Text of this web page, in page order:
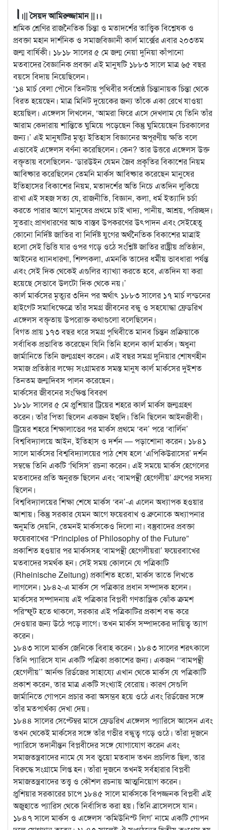
। ।|| সৈয়দ আমিরুজ্জামান ||।।
শ্রমিক শ্রেণির রাজনৈতিক চিন্তা ও মতাদর্শের তাত্ত্বিক বিশ্লেষক ও
প্রবক্তা মহান দার্শনিক ও সমাজবিজ্ঞানী কার্ল মার্ক্সের এবার ২০৩তম
জন্ম বার্ষিকী। ১৮১৮ সালের ৫ মে জন্ম নেয়া দুনিয়া কাঁপানো
মতবাদেরবৈজ্ঞানিক প্রবক্তা এই মানুষটি ১৮৮৩ সালে মাত্র ৬৫ বছর
বয়সে বিদায় নিয়েছিলেন।
‘১৪ মার্চ বেলা পৌনে তিনটায় পৃথিবীর সর্বশ্রেষ্ঠ চিন্তানায়ক চিন্তা থেকে
বিরত হয়েছেন। মাত্র মিনিট দুয়েকের জন্য তাঁকে একা রেখে যাওয়া
হয়েছিল। এঙ্গেলস লিখলেন, ‘আমরা ফিরে এসে দেখলাম যে তিনি তাঁর
আরাম কেদারায় শান্তিতে ঘুমিয়ে পড়েছেন কিন্তু ঘুমিয়েছেন চিরকালের
জন্য।’ এই মানুষটির মৃত্যু ইতিহাস বিজ্ঞানের অপূরণীয় ক্ষতি বলে
এভাবেই এঙ্গেলস বর্ণনা করেছিলেন। কেন? তার উত্তরে এঙ্গেলস উক্ত
বক্তৃতায় বলেছিলেন- ‘ডারউইন যেমন জৈব প্রকৃতির বিকাশের নিয়ম
আবিষ্কার করেছিলেন তেমনি মার্কস আবিষ্কার করেছেন মানুষের
ইতিহাসের বিকাশের নিয়ম, মতাদর্শের অতি নিচে এতদিন লুকিয়ে
রাখা এই সহজ সত্য যে, রাজনীতি, বিজ্ঞান, কলা, ধর্ম ইত্যাদি চর্চা
করতে পারার আগে মানুষের প্রথমে চাই খাদ্য, পানীয়, আশ্রয়, পরিচ্ছদ।
সুতরাং প্রাণধারণের আশু বাস্তব উপকরণের উৎপাদন এবং সেইহেতু
কোনো নির্দিষ্ট জাতির বা নির্দিষ্ট যুগের অর্থনৈতিক বিকাশের মাত্রাই
হলো সেই ভিত্তি যার ওপর গড়ে ওঠে সংশ্লিষ্ট জাতির রাষ্ট্রীয় প্রতিষ্ঠান,
আইনের ধ্যানধারণা, শিল্পকলা, এমনকি তাদের ধর্মীয় ভাবধারা পর্যন্ত
এবং সেই দিক থেকেই এগুলির ব্যাখ্যা করতে হবে, এতদিন যা করা
হয়েছে সেভাবে উলটো দিক থেকে নয়।’
কার্ল মার্কসের মৃত্যুর ৩দিন পর অর্থাৎ ১৮৮৩ সালের ১৭ মার্চ লন্ডনের
হাইগেট সমাধিক্ষেত্রে তাঁর সমগ্র জীবনের বন্ধু ও সহযোদ্ধা ফ্রেডরিখ
এঙ্গেলস বক্তৃতায় উপরোক্ত কথাগুলো বলেছিলেন।
বিগত প্রায় ১৭৩ বছর ধরে সমগ্র পৃথিবীতে মানব চিন্তন প্রক্রিয়াকে
সর্বাধিক প্রভাবিত করেছেন যিনি তিনি হলেন কার্ল মার্কস। অধুনা
জার্মানিতে তিনি জন্মগ্রহণ করেন। এই বছর সমগ্র দুনিয়ার শোষণহীন
সমাজ প্রতিষ্ঠার লক্ষ্যে সংগ্রামরত সমস্ত মানুষ কার্ল মার্কসের দুইশত
তিনতম জন্মদিবস পালন করেছেন।
মার্কসের জীবনের সংক্ষিপ্ত বিবরণ
১৮১৮ সালের ৫ মে প্রুশিয়ার ট্রিয়ের শহরে কার্ল মার্কস জন্মগ্রহণ
করেন। তাঁর পিতা ছিলেন একজন ইহুদি। তিনি ছিলেন আইনজীবী।
ট্রিয়ের শহরে শিক্ষালাভের পর মার্কস প্রথমে ‘বন’ পরে ‘বার্লিন’
বিশ্ববিদ্যালয়ে আইন, ইতিহাস ও দর্শন — পড়াশোনা করেন। ১৮৪১
সালে মার্কসের বিশ্ববিদ্যালয়ের পাঠ শেষ হলে ‘এপিকিউরাসের’ দর্শন
সম্বন্ধে তিনি একটি ‘থিসিস’ রচনা করেন। এই সময়ে মার্কস হেগেলের
মতবাদের প্রতি অনুরক্ত ছিলেন এবং ‘বামপন্থী হেগেলীয়’ গ্রুপের সদস্য
ছিলেন।
বিশ্ববিদ্যালয়ের শিক্ষা শেষে মার্কস ‘বন’-এ এলেন অধ্যাপক হওয়ার
আশায়। কিন্তু সরকার যেমন আগে ফয়েরবাখ ও ব্রুনোকে অধ্যাপনার
অনুমতি দেয়নি, তেমনই মার্কসকেও দিলো না। বস্তুবাদের প্রবক্তা
ফয়েরবাখের “Principles of Philosophy of the Future”
প্রকাশিত হওয়ার পর মার্কসসহ ‘বামপন্থী হেগেলীয়রা’ ফয়েরবাখের
মতবাদের সমর্থক হন। সেই সময় কোলনে যে পত্রিকাটি
(Rheinische Zeitung) প্রকাশিত হতো, মার্কস তাতে লিখতে
লাগলেন। ১৮৪২-এ মার্কস সে পত্রিকার প্রধান সম্পাদক হলেন।
মার্কসের সম্পাদনায় এই পত্রিকার বিপ্লবী গণতান্ত্রিক ঝোঁক ক্রমশ
পরিস্ফুট হতে থাকলে, সরকার এই পত্রিকাটির প্রকাশ বন্ধ করে
দেওয়ার জন্য উঠে পড়ে লাগে। তখন মার্কস সম্পাদকের দায়িত্ব ত্যাগ
করেন।
১৮৪৩ সালে মার্কস জেনিকে বিবাহ করেন। ১৮৪৩ সালের শরৎকালে
তিনি প্যারিসে যান একটি পত্রিকা প্রকাশের জন্য। একজন ‘‘বামপন্থী
হেগেলীয়’’ আর্নল্ড রির্ডজের সাহায্যে এখান থেকে মার্কস যে পত্রিকাটি
প্রকাশ করেন, তার মাত্র একটি সংখ্যাই বেরোয়। কারণ সেগুলি
জার্মানিতে গোপনে প্রচার করা অসম্ভব হয়ে ওঠে এবং রির্ডজের সঙ্গে
তাঁর মতপার্থক্য দেখা দেয়।
১৮৪৪ সালের সেপ্টেম্বর মাসে ফ্রেডরিখ এঙ্গেলস প্যারিসে আসেন এবং
তখন থেকেই মার্কসের সঙ্গে তাঁর গভীর বন্ধুত্ব গড়ে ওঠে। তাঁরা দুজনে
প্যারিসে তদানীন্তন বিপ্লবীদের সঙ্গে যোগাযোগ করেন এবং
সমাজতন্ত্রবাদের নামে যে সব ভুয়ো মতবাদ তখন প্রচলিত ছিল, তার
বিরুদ্ধে সংগ্রামে লিপ্ত হন। তাঁরা দুজনে তখনই সর্বহারার বিপ্লবী
সমাজতন্ত্রবাদের তত্ত্ব ও কৌশল রচনায় আত্মনিয়োগ করেন।
প্রুশিয়ার সরকারের চাপে ১৮৪৫ সালে মার্কসকে বিপজ্জনক বিপ্লবী এই
অজুহাতে প্যারিস থেকে নির্বাসিত করা হয়। তিনি ব্রাসেলসে যান।
১৮৪৭ সালে মার্কস ও এঙ্গেলস ‘কমিউনিস্ট লিগ’ নামে একটি গোপন